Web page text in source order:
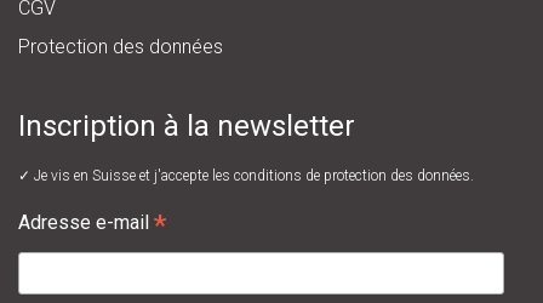
CGV
Protection des données
Inscription à la newsletter
✓ Je vis en Suisse et j'accepte les conditions de protection des données.
Adresse e-mail *